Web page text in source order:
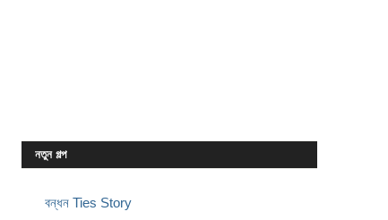
নতুন গল্প
বন্ধন Ties Story